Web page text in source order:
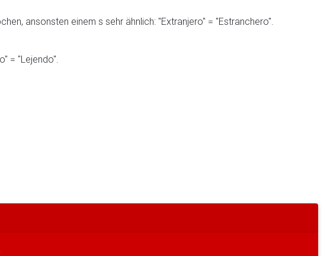
ansonsten einem s sehr ähnlich: "Extranjero" = "Estranchero".
= "Lejendo".